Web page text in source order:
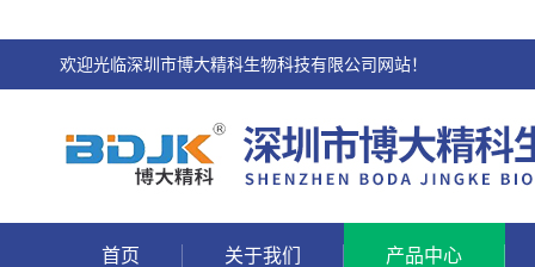
欢迎光临深圳市博大精科生物科技有限公司网站！
首页 关于我们 产品中心